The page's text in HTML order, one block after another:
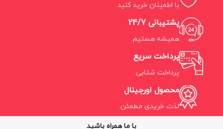
با اطمینان خرید کنید.
پشتیبانی 24/7
همیشه هستیم.
پرداخت سریع
پرداخت شتابی.
محصول اورجینال
لذت خریدی مطمئن.
با ما همراه باشید